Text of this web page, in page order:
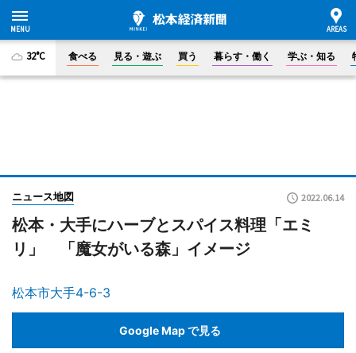
32°C 食べる 見る・遊ぶ 買う 暮らす・働く 学ぶ・知る
ニュース地図 2022.06.14
松本・大手にハーブとスパイス料理「エミ
リ」 「魔女がいる森」イメージ
松本市大手4-6-3
Google Map で見る